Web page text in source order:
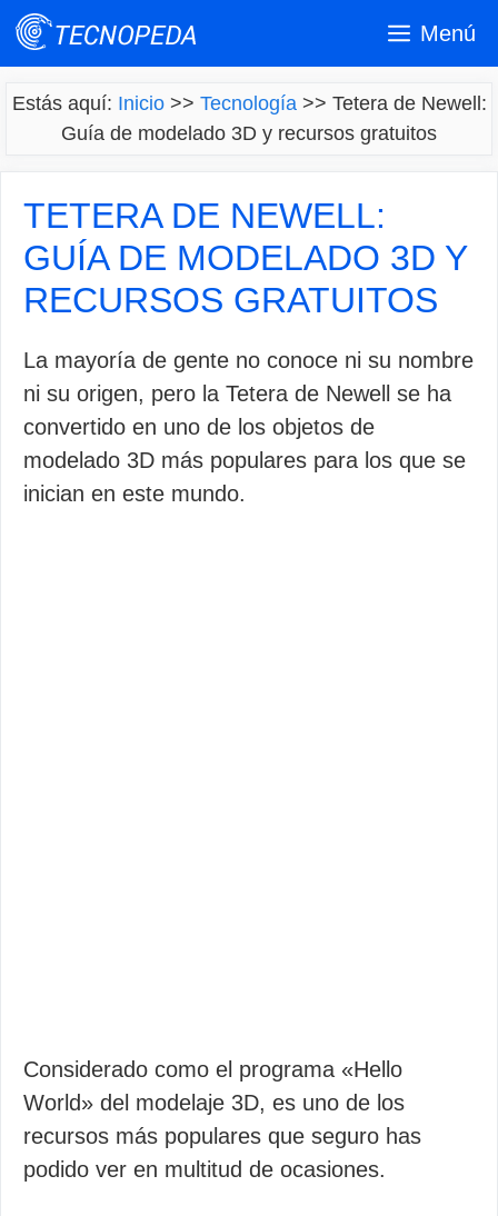
Saltar
Menú
Estás aquí: Inicio>> Tecnología>> Tetera de Newell:
Guía de modelado 3D y recursos gratuitos
TETERA DE NEWELL:
GUÍA DE MODELADO 3D Y
RECURSOS GRATUITOS
La mayoría de gente no conoce ni su nombre
ni su origen, pero la Tetera de Newell se ha
convertido en uno de los objetos de
modelado 3D más populares para los que se
inician en este mundo.
Considerado como el programa «Hello
World» del modelaje 3D, es uno de los
recursos más populares que seguro has
podido ver en multitud de ocasiones.